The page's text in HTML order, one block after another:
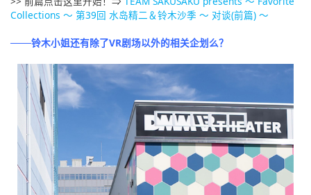
Collections ～ 第39回 水岛精二＆铃木沙季 ～ 对谈(前篇) ～
───铃木小姐还有除了VR剧场以外的相关企划么？